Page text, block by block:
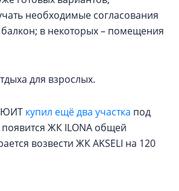
необходимые согласования
в некоторых – помещения
для взрослых.
ЮИТ купил ещё два участка под
ЖК ILONA общей
возвести ЖК AKSELI на 120